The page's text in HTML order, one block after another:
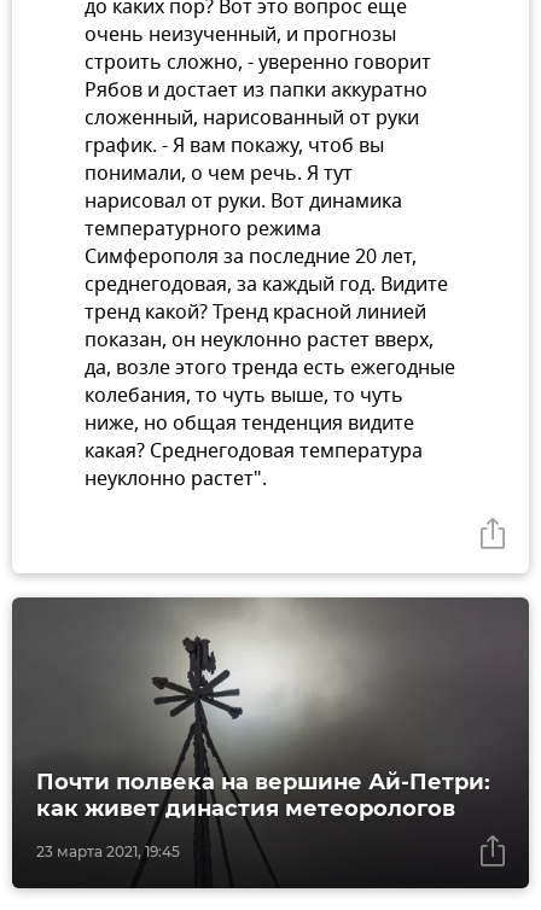
до каких пор? Вот это вопрос еще
очень неизученный, и прогнозы
строить сложно, - уверенно говорит
Рябов и достает из папки аккуратно
сложенный, нарисованный от руки
график. - Я вам покажу, чтоб вы
понимали, о чем речь. Я тут
нарисовал от руки. Вот динамика
температурного режима
Симферополя за последние 20 лет,
среднегодовая, за каждый год. Видите
тренд какой? Тренд красной линией
показан, он неуклонно растет вверх,
да, возле этого тренда есть ежегодные
колебания, то чуть выше, то чуть
ниже, но общая тенденция видите
какая? Среднегодовая температура
неуклонно растет".
23 марта 2021, 19:45
Почти полвека на вершине Ай-Петри:
как живет династия метеорологов